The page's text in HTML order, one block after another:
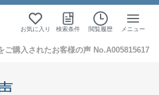
お気に入り 検索条件 閲覧履歴 メニュー
購入されたお客様の声 No.A005815617